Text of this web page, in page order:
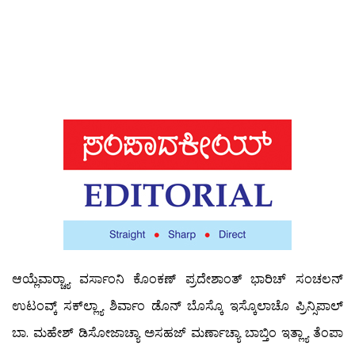
ಆಯ್ಲೆವಾರ್‍ಚ್ಯಾ ವರ್ಸಾಂನಿ ಕೊಂಕಣ್ ಪ್ರದೇಶಾಂತ್ ಭಾರಿಚ್ ಸಂಚಲನ್
ಉಟಂವ್ಕ್ ಸಕ್‍ಲ್ಲ್ಯಾ ಶಿರ್ವಾಂ ಡೊನ್ ಬೊಸ್ಕೊ ಇಸ್ಕೊಲಾಚೊ ಪ್ರಿನ್ಸಿಪಾಲ್
ಬಾ. ಮಹೇಶ್ ಡಿಸೋಜಾಚ್ಯಾ ಅಸಹಜ್ ಮರ್ಣಾಚ್ಯಾ ಬಾಬ್ತಿಂ ಇತ್ಲ್ಯಾ ತೆಂಪಾ